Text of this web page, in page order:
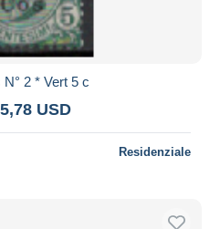
2 * Vert 5 c
USD
Residenziale